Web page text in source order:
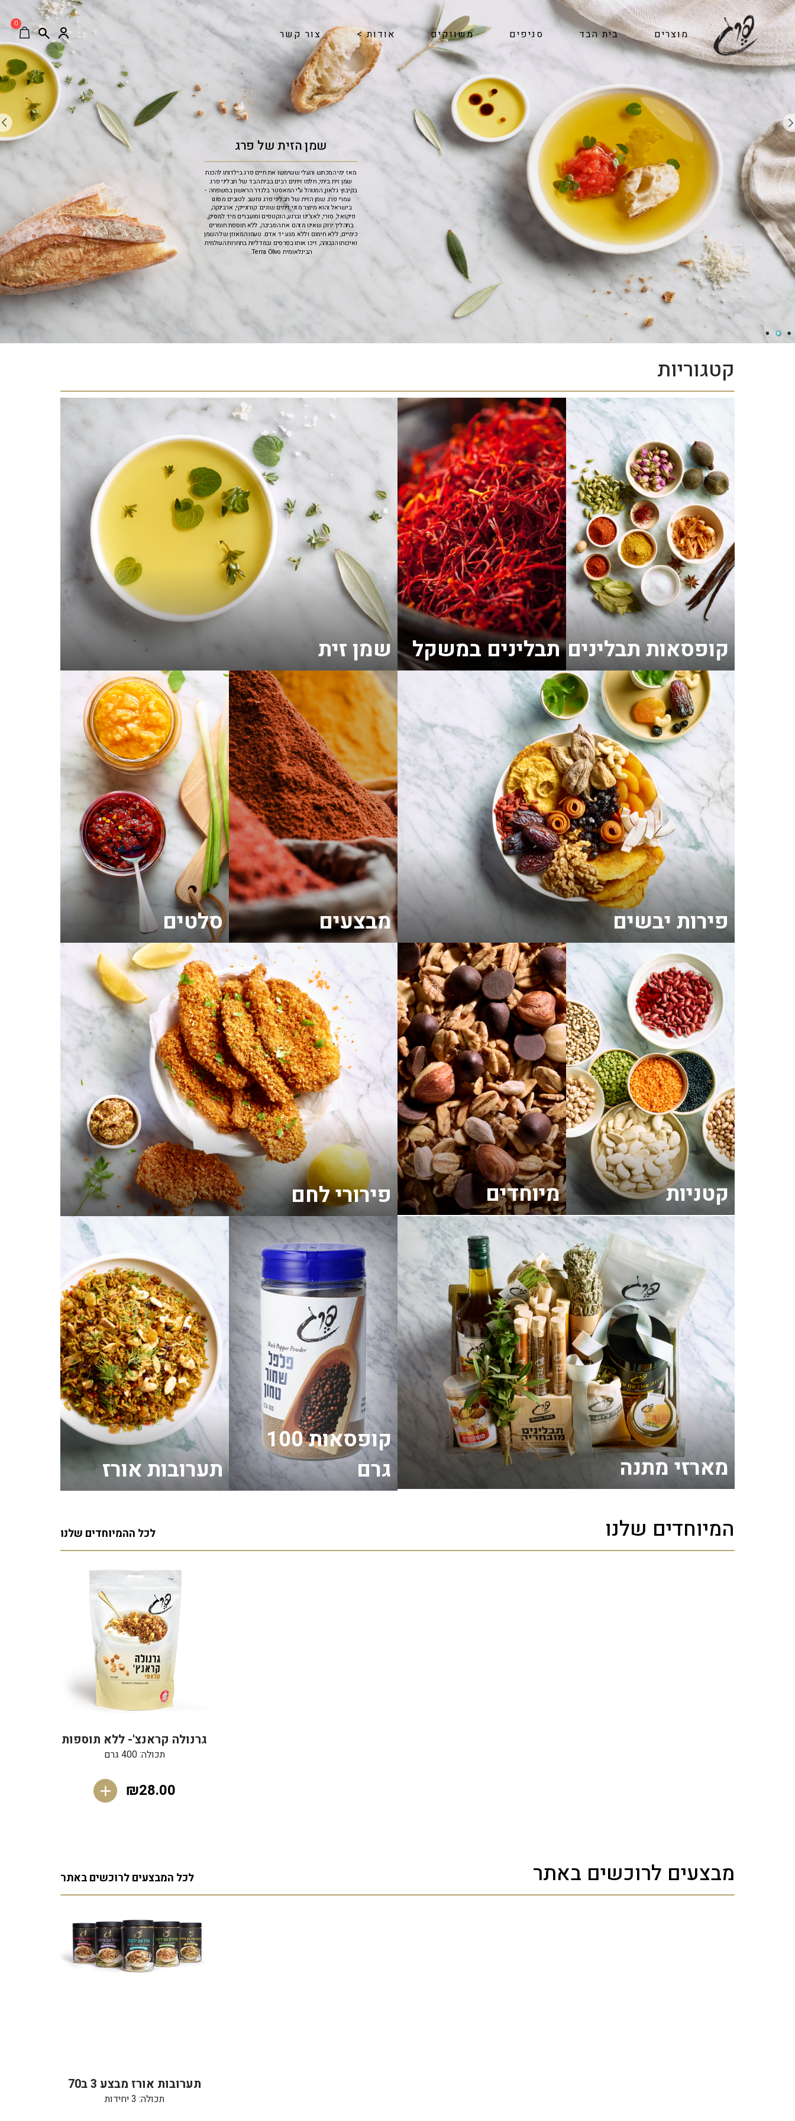
מוצרים בית הבד סניפים משווקים אודות> צור קשר
שמן הזית של פרג
מאז ימי המכתש והעלי ששימשו את חיים פרג בילדותו להכנת
שמן זית ביתי, חלפו זיתים רבים בבית הבד של תבליני פרג
בקיבוץ גלאון, המנוהל ע"י המאסטר בלנדר הראשון במשפחה -
עמרי פרג. שמן הזית של תבליני פרג נחשב לטובים מסוגו
בישראל והוא מיוצר מזני זיתים שונים: קורונייקי, ארבינקה,
פיקואל, סורי, לאצ'ינו וברנע, הנקטפים ומועברים מיד למסיק,
בתהליך ירוק שאינו מזהם את הסביבה, ללא תוספת חומרים
כימיים, ללא חימום וללא מגע יד אדם. טעמו המאוזן של השמן
ואיכותו הגבוהה, זיכו אותו בפרסים ובמדליות בתחרות העולמית
הבינלאומית Terra Olivo.
0
קטגוריות
שמן זית תבלינים במשקל קופסאות תבלינים
סלטים מבצעים פירות יבשים
פירורי לחם מיוחדים קטניות
תערובות אורז
קופסאות 100
גרם
מארזי מתנה
המיוחדים שלנו לכל ההמיוחדים שלנו
גרנולה קראנצ'- ללא תוספות
תכולה: 400 גרם
₪28.00
מבצעים לרוכשים באתר לכל המבצעים לרוכשים באתר
תערובות אורז מבצע 3 ב70
תכולה: 3 יחידות